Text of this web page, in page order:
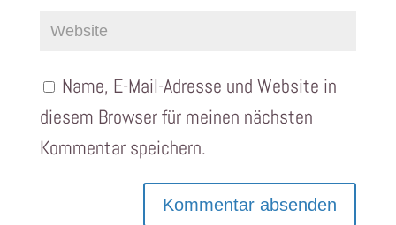
Name, E-Mail-Adresse und Website in
diesem Browser für meinen nächsten
Kommentar speichern.